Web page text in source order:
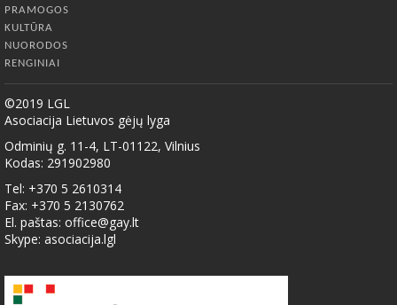
PRAMOGOS
KULTŪRA
NUORODOS
RENGINIAI
©2019 LGL
Asociacija Lietuvos gėjų lyga
Odminių g. 11-4, LT-01122, Vilnius
Kodas: 291902980
Tel: +370 5 2610314
Fax: +370 5 2130762
El. paštas: office@gay.lt
Skype: asociacija.lgl